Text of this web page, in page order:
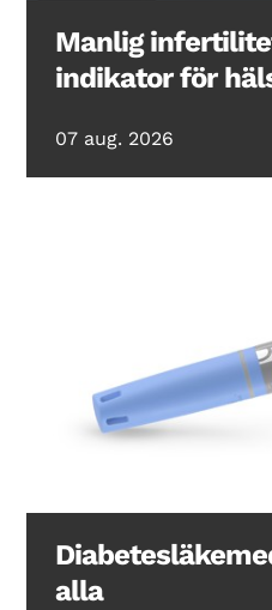
Manlig
indikator för
07 aug. 2026
alla